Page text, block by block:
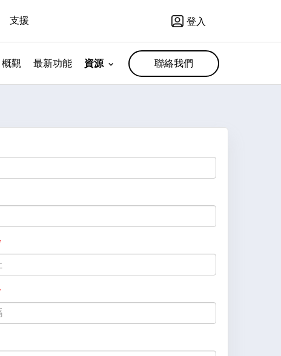
支援 登入
聯絡我們
概觀 最新功能 資源
only,